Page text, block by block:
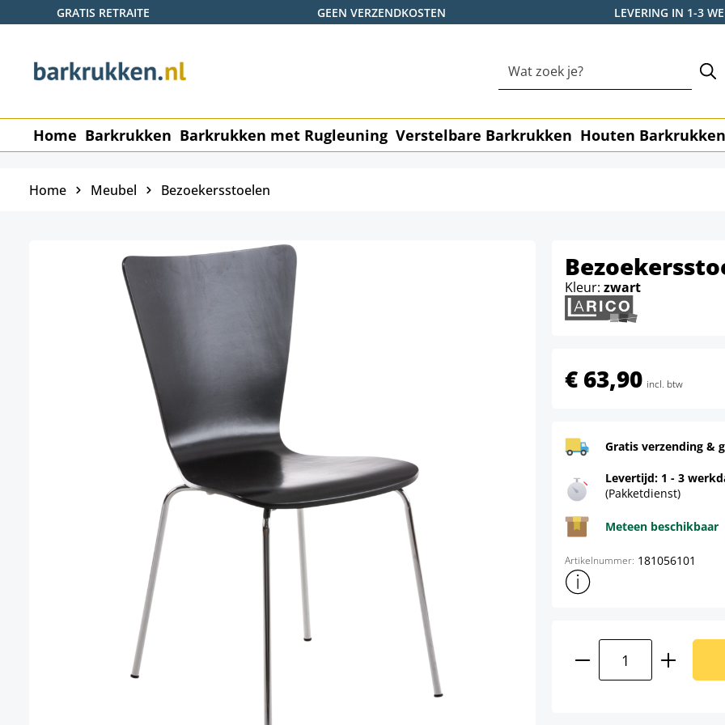
de hoofdinhoud
Ga naar de zoekopdracht
Ga naar de hoofdnavigatie
GRATIS RETRAITE GEEN VERZENDKOSTEN LEVERING IN 1-3
Home Barkrukken Barkrukken met Rugleuning Verstelbare Barkrukken Houten Barkrukken
Home Meubel Bezoekersstoelen
Kleur: zwart
€ 63,90 incl. btw
Gratis verzending &
Levertijd: 1 - 3
(Pakketdienst)
Meteen beschikbaar
Artikelnummer: 181056101
Toon meer productinformatie